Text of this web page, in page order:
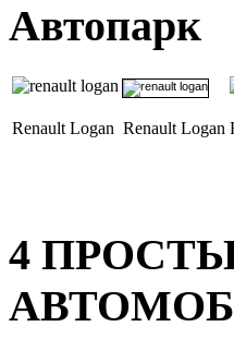
Автопарк
Renault Logan Renault Logan
4